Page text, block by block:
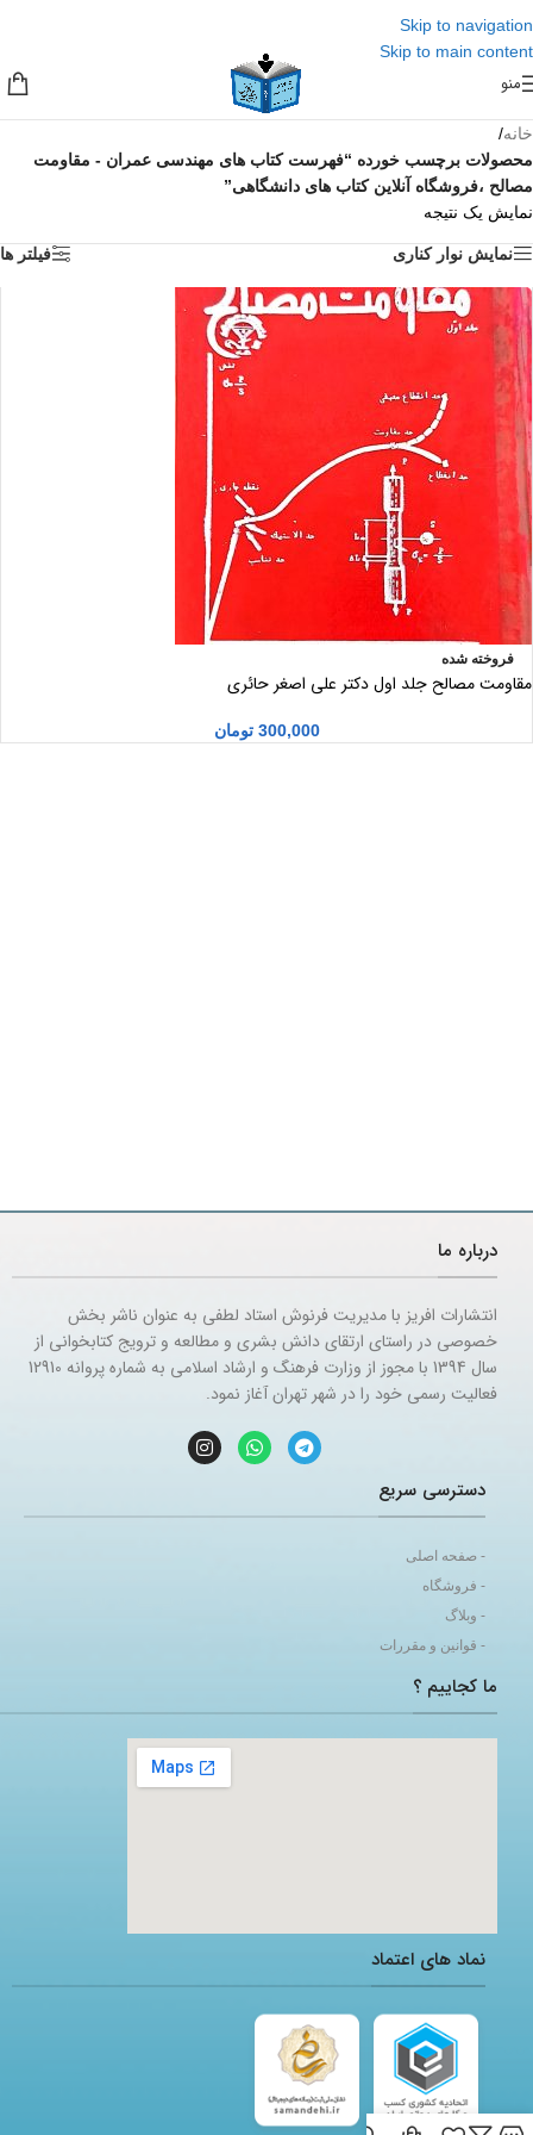
Skip to navigation
Skip to main content
منو
خانه/
محصولات برچسب خورده “فهرست کتاب های مهندسی عمران - مقاومت
مصالح ،فروشگاه آنلاین کتاب های دانشگاهی”
نمایش یک نتیجه
نمایش نوار کناری فیلتر ها
فروخته شده
مقاومت مصالح جلد اول دکتر علی اصغر حائری
300,000 تومان
درباره ما
انتشارات افریز با مدیریت فرنوش استاد لطفی به عنوان ناشر بخش
خصوصی در راستای ارتقای دانش بشری و مطالعه و ترویج کتابخوانی از
سال 1394 با مجوز از وزارت فرهنگ و ارشاد اسلامی به شماره پروانه 12910
فعالیت رسمی خود را در شهر تهران آغاز نمود.
دسترسی سریع
- صفحه اصلی
- فروشگاه
- وبلاگ
- قوانین و مقررات
ما کجاییم ؟
adding a google map to a website
نماد های اعتماد